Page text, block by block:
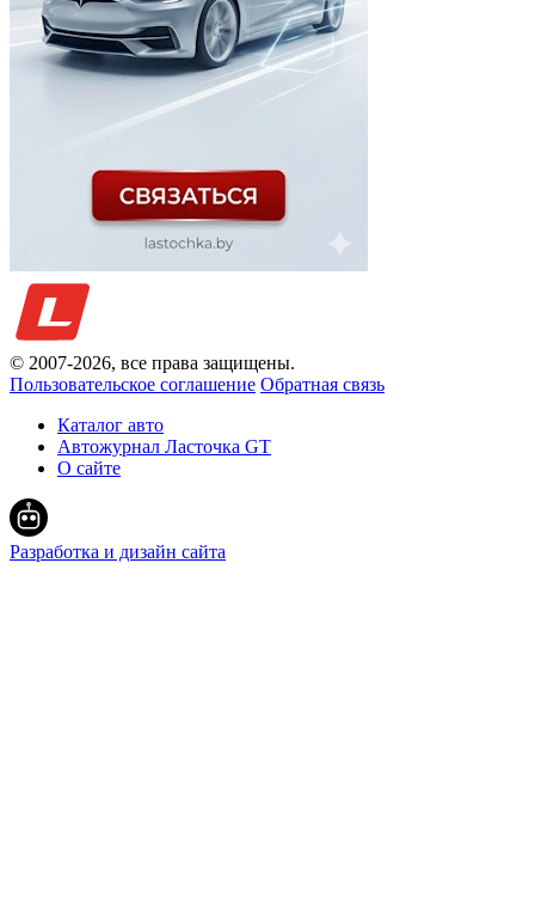
© 2007-2026, все права защищены.
Пользовательское соглашение Обратная связь
Каталог авто
Автожурнал Ласточка GT
О сайте
Разработка и дизайн сайта